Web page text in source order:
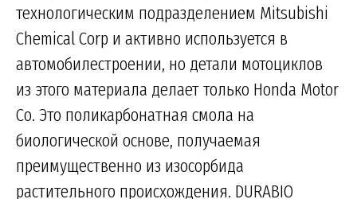
технологическим подразделением Mitsubishi
Chemical Corp и активно используется в
автомобилестроении, но детали мотоциклов
из этого материала делает только Honda Motor
Co. Это поликарбонатная смола на
биологической основе, получаемая
преимущественно из изосорбида
растительного происхождения. DURABIO